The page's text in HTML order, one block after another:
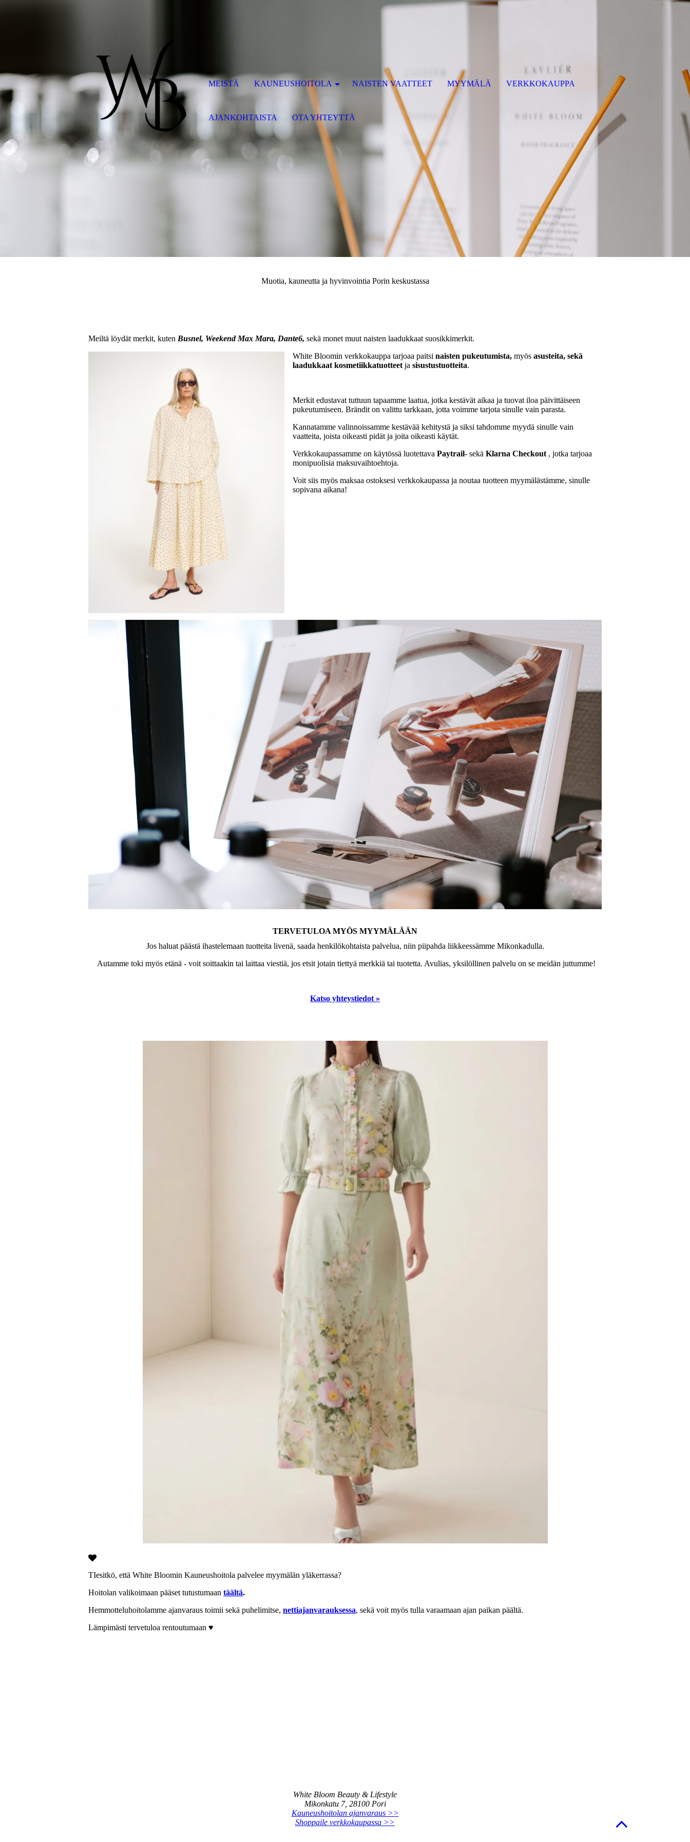
Muotia, kauneutta ja hyvinvointia Porin keskustassa
Meiltä löydät merkit, kuten Busnel, Weekend Max Mara, Dante6, sekä monet muut naisten laadukkaat suosikkimerkit.
White Bloomin verkkokauppa tarjoaa paitsi naisten pukeutumista, myös asusteita, sekä
laadukkaat kosmetiikkatuotteet ja sisustustuotteita.
Merkit edustavat tuttuun tapaamme laatua, jotka kestävät aikaa ja tuovat iloa päivittäiseen
pukeutumiseen. Brändit on valittu tarkkaan, jotta voimme tarjota sinulle vain parasta.
Kannatamme valinnoissamme kestävää kehitystä ja siksi tahdomme myydä sinulle vain
vaatteita, joista oikeasti pidät ja joita oikeasti käytät.
Verkkokaupassamme on käytössä luotettava Paytrail- sekä Klarna Checkout , jotka tarjoaa
monipuolisia maksuvaihtoehtoja.
Voit siis myös maksaa ostoksesi verkkokaupassa ja noutaa tuotteen myymälästämme, sinulle
sopivana aikana!
TERVETULOA MYÖS MYYMÄLÄÄN
Jos haluat päästä ihastelemaan tuotteita livenä, saada henkilökohtaista palvelua, niin piipahda liikkeessämme Mikonkadulla.
Autamme toki myös etänä - voit soittaakin tai laittaa viestiä, jos etsit jotain tiettyä merkkiä tai tuotetta. Avulias, yksilöllinen palvelu on se meidän juttumme!
Katso yhteystiedot »
TIesitkö, että White Bloomin Kauneushoitola palvelee myymälän yläkerrassa?
Hoitolan valikoimaan pääset tutustumaan täältä.
Hemmotteluhoitolamme ajanvaraus toimii sekä puhelimitse, nettiajanvarauksessa, sekä voit myös tulla varaamaan ajan paikan päältä.
Lämpimästi tervetuloa rentoutumaan ♥
White Bloom Beauty & Lifestyle
Mikonkatu 7, 28100 Pori
Kauneushoitolan ajanvaraus >>
Shoppaile verkkokaupassa >>
MEISTÄ KAUNEUSHOITOLA NAISTEN VAATTEET MYYMÄLÄ VERKKOKAUPPA
AJANKOHTAISTA OTA YHTEYTTÄ